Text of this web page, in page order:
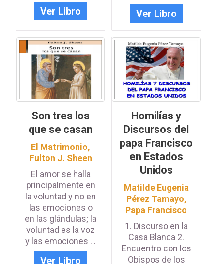
Ver Libro Ver Libro
Son tres los
que se casan
El Matrimonio,
Fulton J. Sheen
El amor se halla
principalmente en
la voluntad y no en
las emociones o
en las glándulas; la
voluntad es la voz
y las emociones ...
Ver Libro
Homilías y
Discursos del
papa Francisco
en Estados
Unidos
Matilde Eugenia
Pérez Tamayo,
Papa Francisco
1. Discurso en la
Casa Blanca 2.
Encuentro con los
Obispos de los